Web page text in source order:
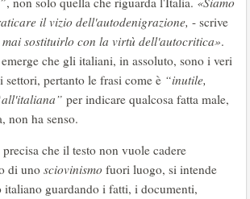
il vizio dell'autodenigrazione, - scrive
mai sostituirlo con la virtù dell'autocritica».
che gli italiani, in assoluto, sono i veri
pertanto le frasi come è “inutile,
per indicare qualcosa fatta male,
non ha senso.
che il testo non vuole cadere
di uno sciovinismo fuori luogo, si intende
italiano guardando i fatti, i documenti,